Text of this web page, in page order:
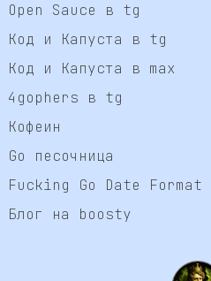
Open Sauce в tg
Код и Капуста в tg
Код и Капуста в max
4gophers в tg
Кофеин
Go песочница
Fucking Go Date Format
Блог на boosty